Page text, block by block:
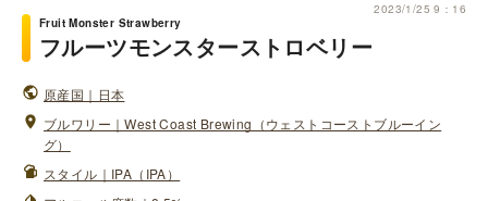
2023/1/25 9：16
Fruit Monster Strawberry
フルーツモンスターストロベリー
原産国｜日本
ブルワリー｜West Coast Brewing（ウェストコーストブルーイン
グ）
スタイル｜IPA（IPA）